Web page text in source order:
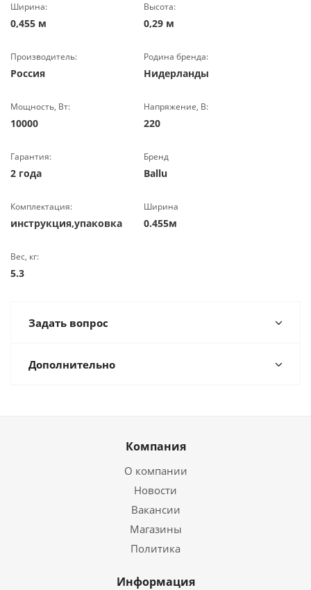
Ширина:
0,455 м
Высота:
0,29 м
Производитель:
Россия
Родина бренда:
Нидерланды
Мощность, Вт:
10000
Напряжение, В:
220
Гарантия:
2 года
Бренд
Ballu
Комплектация:
инструкция,упаковка
Ширина
0.455м
Вес, кг:
5.3
Задать вопрос
Дополнительно
Компания
О компании
Новости
Вакансии
Магазины
Политика
Информация